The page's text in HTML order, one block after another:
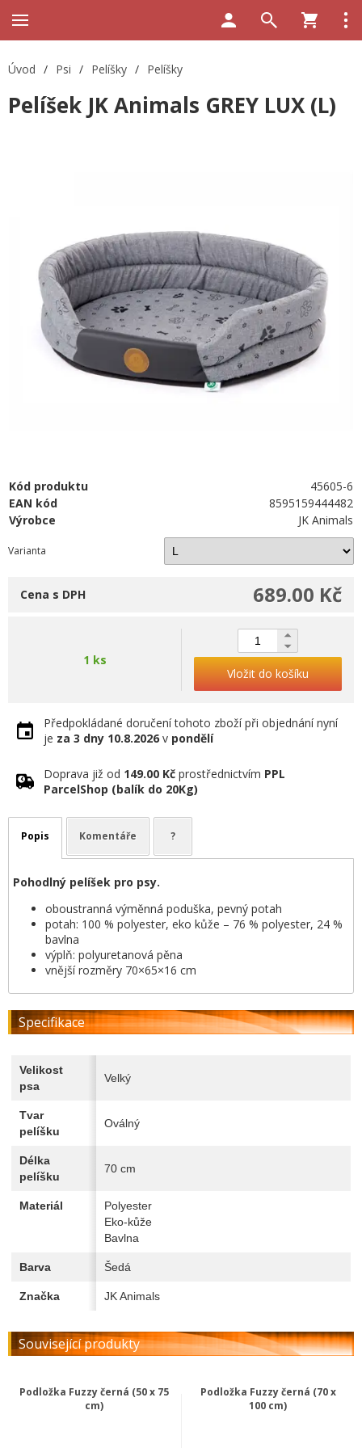
Úvod / Psi / Pelíšky / Pelíšky
Pelíšek JK Animals GREY LUX (L)
Kód produktu
45605-6
EAN kód
8595159444482
Výrobce
JK Animals
Varianta
689.00 Kč
Cena s DPH
1 ks
Vložit do košíku
Předpokládané doručení tohoto zboží při objednání nyní
je za 3 dny 10.8.2026 v pondělí
Doprava již od 149.00 Kč prostřednictvím PPL
ParcelShop (balík do 20Kg)
Popis Komentáře ?
Pohodlný pelíšek pro psy.
oboustranná výměnná poduška, pevný potah
potah: 100 % polyester, eko kůže – 76 % polyester, 24 %
bavlna
výplň: polyuretanová pěna
vnější rozměry 70×65×16 cm
Specifikace
Velikost
psa
Velký
Tvar
pelíšku
Oválný
Délka
pelíšku
70 cm
Materiál
Polyester
Eko-kůže
Bavlna
Barva Šedá
Značka JK Animals
Související produkty
Podložka Fuzzy černá (50 x 75
cm)
Podložka Fuzzy černá (70 x
100 cm)